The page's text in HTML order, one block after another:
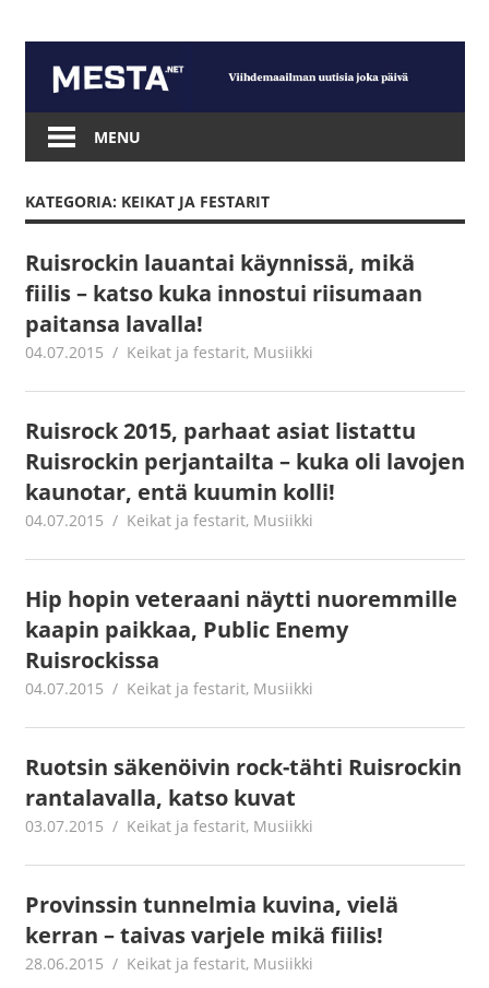
content
Mesta.net
MENU
KATEGORIA: KEIKAT JA FESTARIT
Ruisrockin lauantai käynnissä, mikä
fiilis – katso kuka innostui riisumaan
paitansa lavalla!
04.07.2015 mestanet
Keikat ja festarit, Musiikki
Ruisrock 2015, parhaat asiat listattu
Ruisrockin perjantailta – kuka oli lavojen
kaunotar, entä kuumin kolli!
04.07.2015 mestanet
Keikat ja festarit, Musiikki
Hip hopin veteraani näytti nuoremmille
kaapin paikkaa, Public Enemy
Ruisrockissa
04.07.2015 mestanet
Keikat ja festarit, Musiikki
Ruotsin säkenöivin rock-tähti Ruisrockin
rantalavalla, katso kuvat
03.07.2015 mestanet
Keikat ja festarit, Musiikki
Provinssin tunnelmia kuvina, vielä
kerran – taivas varjele mikä fiilis!
28.06.2015 mestanet
Keikat ja festarit, Musiikki